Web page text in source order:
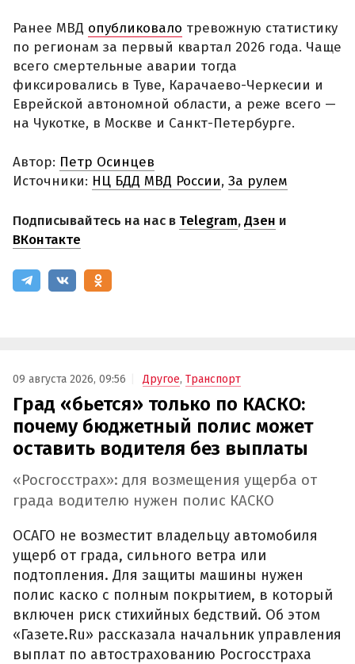
Ранее МВД опубликовало тревожную статистику
по регионам за первый квартал 2026 года. Чаще
всего смертельные аварии тогда
фиксировались в Туве, Карачаево-Черкесии и
Еврейской автономной области, а реже всего —
на Чукотке, в Москве и Санкт-Петербурге.
Автор: Петр Осинцев
Источники: НЦ БДД МВД России, За рулем
Подписывайтесь на нас в Telegram,Дзен и
ВКонтакте
09 августа 2026, 09:56 Другое, Транспорт
Град «бьется» только по КАСКО:
почему бюджетный полис может
оставить водителя без выплаты
«Росгосстрах»: для возмещения ущерба от
града водителю нужен полис КАСКО
ОСАГО не возместит владельцу автомобиля
ущерб от града, сильного ветра или
подтопления. Для защиты машины нужен
полис каско с полным покрытием, в который
включен риск стихийных бедствий. Об этом
«Газете.Ru» рассказала начальник управления
выплат по автострахованию Росгосстраха